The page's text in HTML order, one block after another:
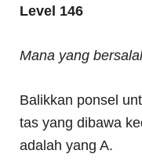
Level 146
Mana yang
Balikkan ponsel
tas yang dibawa
adalah yang A.